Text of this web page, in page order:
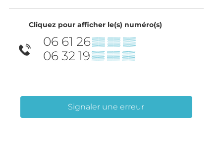
Cliquez pour afficher le(s) numéro(s)
06 61 26▒▒ ▒▒ ▒▒
06 32 19▒▒ ▒▒ ▒▒
Signaler une erreur